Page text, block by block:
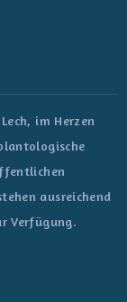
im Herzen
ausreichend
Verfügung.